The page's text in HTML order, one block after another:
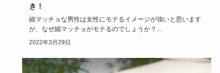
き！
細マッチョな男性は女性にモテるイメージが強いと思います
が、なぜ細マッチョがモテるのでしょうか？
マッチョではだめなの？と…
2022年3月29日